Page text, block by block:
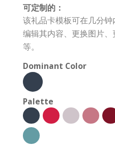
可定制的：
该礼品卡模板可在几分
编辑其内容、更换图片
等。
Dominant Color
Palette